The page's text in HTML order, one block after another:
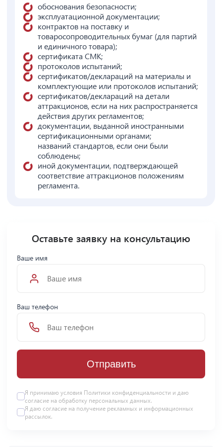
обоснования безопасности;
эксплуатационной документации;
контрактов на поставку и
товаросопроводительных бумаг (для партий
и единичного товара);
сертификата СМК;
протоколов испытаний;
сертификатов/деклараций на материалы и
комплектующие или протоколов испытаний;
сертификатов/деклараций на детали
аттракционов, если на них распространяется
действия других регламентов;
документации, выданной иностранными
сертификационными органами;
названий стандартов, если они были
соблюдены;
иной документации, подтверждающей
соответствие аттракционов положениям
регламента.
Оставьте заявку на консультацию
Ваше имя
Ваш телефон
Отправить
Я принимаю условия Политики конфиденциальности и даю
согласие на обработку персональных данных.
Я даю согласие на получение рекламных и информационных
рассылок.